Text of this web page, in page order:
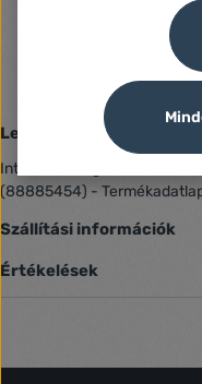
Leírás
Inter-Tech Argus L-12025
(88885454) -
Szállítási információk
Értékelések